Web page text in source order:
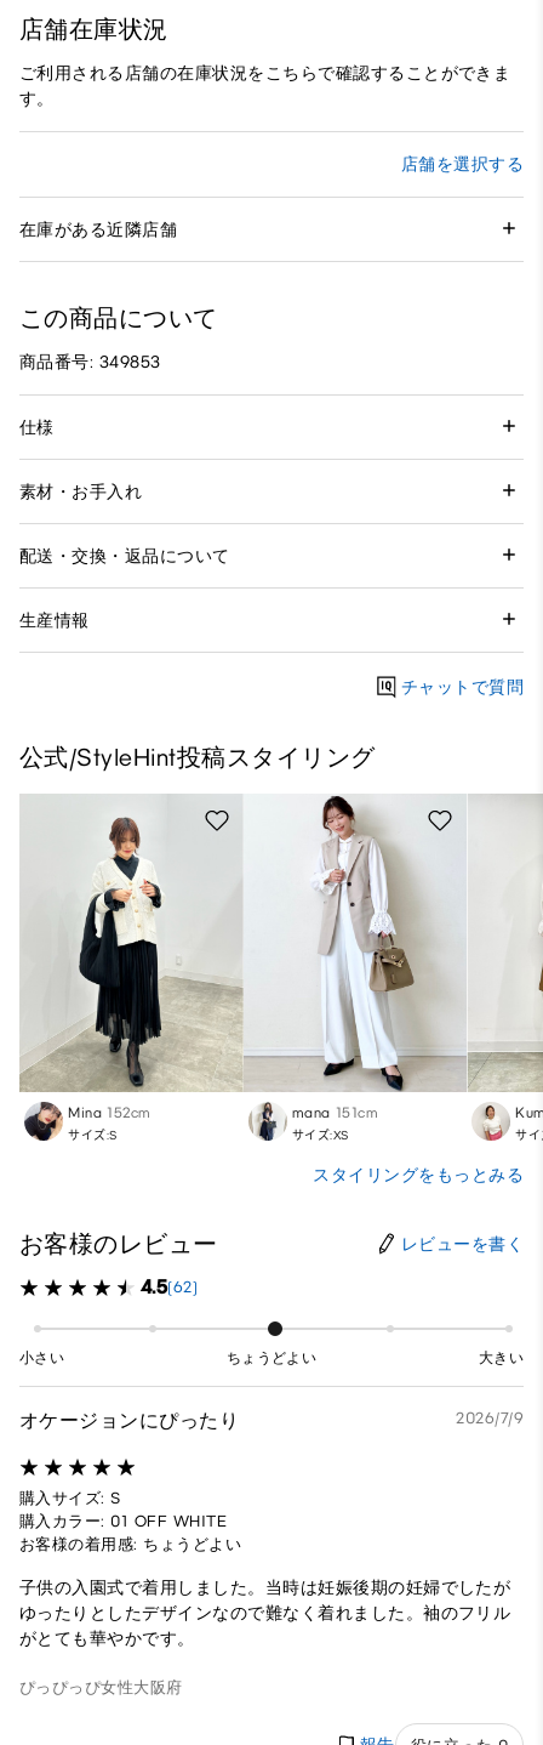
店舗在庫状況
ご利用される店舗の在庫状況をこちらで確認することができま
す。
店舗を選択する
在庫がある近隣店舗
この商品について
商品番号: 349853
仕様
素材・お手入れ
配送・交換・返品について
生産情報
チャットで質問
公式/StyleHint投稿スタイリング
Mina 152cm
サイズ:S
mana 151cm
サイズ:XS サ
スタイリングをもっとみる
お客様のレビュー レビューを書く
4.5(62)
小さい ちょうどよい 大きい
オケージョンにぴったり 2026/7/9
購入サイズ: S
購入カラー: 01 OFF WHITE
お客様の着用感: ちょうどよい
子供の入園式で着用しました。当時は妊娠後期の妊婦でしたが
ゆったりとしたデザインなので難なく着れました。袖のフリル
がとても華やかです。
ぴっぴっぴ女性大阪府